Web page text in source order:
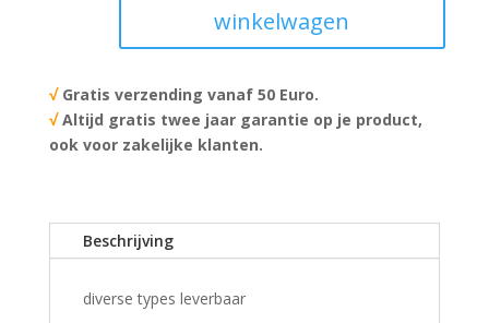
winkelwagen
√ Gratis verzending vanaf 50 Euro.
√Altijd gratis twee jaar garantie op je product,
ook voor zakelijke klanten.
Beschrijving
diverse types leverbaar